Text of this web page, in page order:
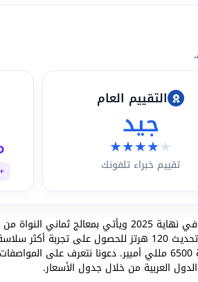
التقييم العام
جيد
★★★★★
تقييم خبراء تلفونك
ميجابكسل وبطارية ضخمة بسعة 6500 مللي أمبير. دعونا
العربية من خلال جدول الأسعار.